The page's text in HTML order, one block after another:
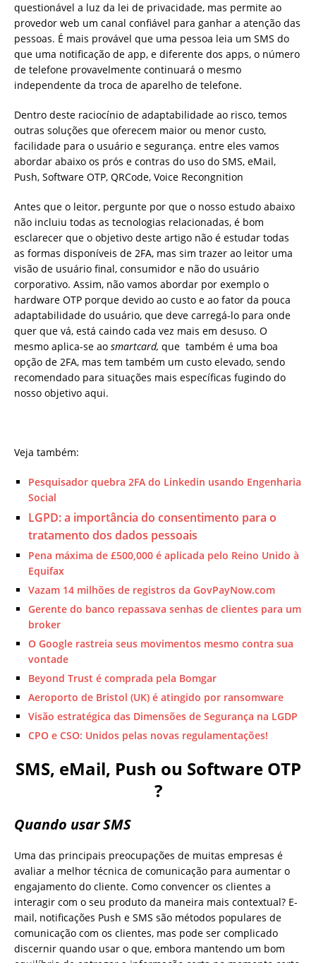
questionável a luz da lei de privacidade, mas permite ao
provedor web um canal confiável para ganhar a atenção das
pessoas. É mais provável que uma pessoa leia um SMS do
que uma notificação de app, e diferente dos apps, o número
de telefone provavelmente continuará o mesmo
independente da troca de aparelho de telefone.
Dentro deste raciocínio de adaptabilidade ao risco, temos
outras soluções que oferecem maior ou menor custo,
facilidade para o usuário e segurança. entre eles vamos
abordar abaixo os prós e contras do uso do SMS, eMail,
Push, Software OTP, QRCode, Voice Recongnition
Antes que o leitor, pergunte por que o nosso estudo abaixo
não incluiu todas as tecnologias relacionadas, é bom
esclarecer que o objetivo deste artigo não é estudar todas
as formas disponíveis de 2FA, mas sim trazer ao leitor uma
visão de usuário final, consumidor e não do usuário
corporativo. Assim, não vamos abordar por exemplo o
hardware OTP porque devido ao custo e ao fator da pouca
adaptabilidade do usuário, que deve carregá-lo para onde
quer que vá, está caindo cada vez mais em desuso. O
mesmo aplica-se ao smartcard, que também é uma boa
opção de 2FA, mas tem também um custo elevado, sendo
recomendado para situações mais específicas fugindo do
nosso objetivo aqui.
Veja também:
Pesquisador quebra 2FA do Linkedin usando Engenharia
Social
LGPD: a importância do consentimento para o
tratamento dos dados pessoais
Pena máxima de £500,000 é aplicada pelo Reino Unido à
Equifax
Vazam 14 milhões de registros da GovPayNow.com
Gerente do banco repassava senhas de clientes para um
broker
O Google rastreia seus movimentos mesmo contra sua
vontade
Beyond Trust é comprada pela Bomgar
Aeroporto de Bristol (UK) é atingido por ransomware
Visão estratégica das Dimensões de Segurança na LGDP
CPO e CSO: Unidos pelas novas regulamentações!
SMS, eMail, Push ou Software OTP
?
Quando usar SMS
Uma das principais preocupações de muitas empresas é
avaliar a melhor técnica de comunicação para aumentar o
engajamento do cliente. Como convencer os clientes a
interagir com o seu produto da maneira mais contextual? E-
mail, notificações Push e SMS são métodos populares de
comunicação com os clientes, mas pode ser complicado
discernir quando usar o que, embora mantendo um bom